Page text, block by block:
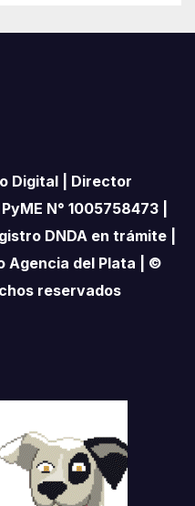
Digital | Director
N° 1005758473 |
DNDA en trámite |
Agencia del Plata | ©
reservados